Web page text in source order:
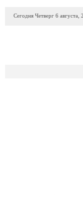
Сегодня Четверг 6 августа,